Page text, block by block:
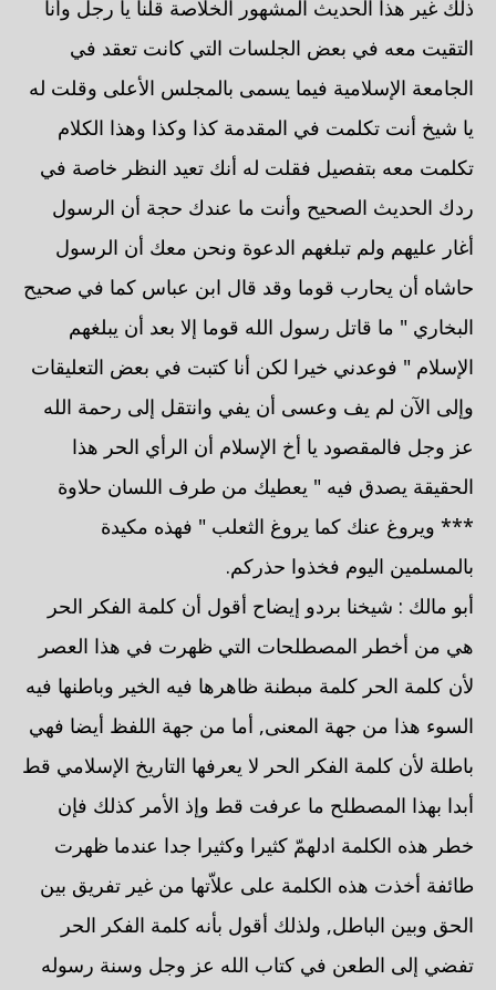
ذلك غير هذا الحديث المشهور الخلاصة قلنا يا رجل وأنا
التقيت معه في بعض الجلسات التي كانت تعقد في
الجامعة الإسلامية فيما يسمى بالمجلس الأعلى وقلت له
يا شيخ أنت تكلمت في المقدمة كذا وكذا وهذا الكلام
تكلمت معه بتفصيل فقلت له أنك تعيد النظر خاصة في
ردك الحديث الصحيح وأنت ما عندك حجة أن الرسول
أغار عليهم ولم تبلغهم الدعوة ونحن معك أن الرسول
حاشاه أن يحارب قوما وقد قال ابن عباس كما في صحيح
البخاري " ما قاتل رسول الله قوما إلا بعد أن يبلغهم
الإسلام " فوعدني خيرا لكن أنا كتبت في بعض التعليقات
وإلى الآن لم يف وعسى أن يفي وانتقل إلى رحمة الله
عز وجل فالمقصود يا أخ الإسلام أن الرأي الحر هذا
الحقيقة يصدق فيه " يعطيك من طرف اللسان حلاوة
*** ويروغ عنك كما يروغ الثعلب " فهذه مكيدة
بالمسلمين اليوم فخذوا حذركم.
أبو مالك : شيخنا بردو إيضاح أقول أن كلمة الفكر الحر
هي من أخطر المصطلحات التي ظهرت في هذا العصر
لأن كلمة الحر كلمة مبطنة ظاهرها فيه الخير وباطنها فيه
السوء هذا من جهة المعنى, أما من جهة اللفظ أيضا فهي
باطلة لأن كلمة الفكر الحر لا يعرفها التاريخ الإسلامي قط
أبدا بهذا المصطلح ما عرفت قط وإذ الأمر كذلك فإن
خطر هذه الكلمة ادلهمّ كثيرا وكثيرا جدا عندما ظهرت
طائفة أخذت هذه الكلمة على علاّتها من غير تفريق بين
الحق وبين الباطل, ولذلك أقول بأنه كلمة الفكر الحر
تفضي إلى الطعن في كتاب الله عز وجل وسنة رسوله